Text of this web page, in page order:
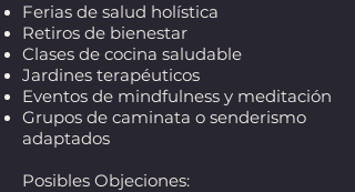
Ferias de salud holística
Retiros de bienestar
Clases de cocina saludable
Jardines terapéuticos
Eventos de mindfulness y meditación
Grupos de caminata o senderismo
adaptados
Posibles Objeciones: